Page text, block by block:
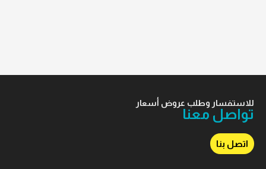
للاستفسار وطلب عروض أسعار
تواصل معنا
اتصل بنا